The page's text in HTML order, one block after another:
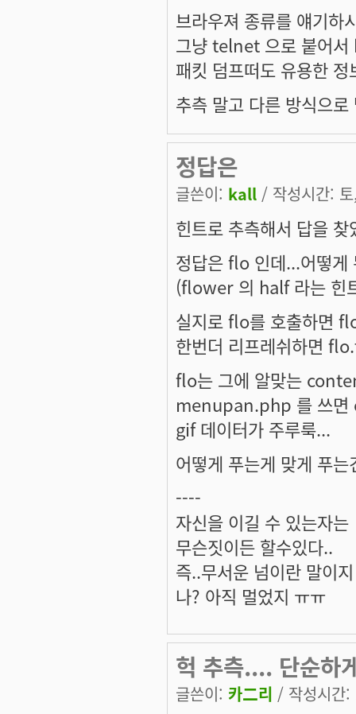
브라우져 종류를 얘기하
그냥 telnet 으로 붙어서
패킷 덤프떠도 유용한 정
추측 말고 다른 방식으
정답은
글쓴이: kall / 작성시간:
힌트로 추측해서 답을 찾
정답은 flo 인데...어떻게
(flower 의 half 라는 힌
실지로 flo를 호출하면
한번더 리프레쉬하면
flo는 그에 알맞는
menupan.php 를 쓰
gif 데이터가 주루룩...
어떻게 푸는게 맞게 푸
----
자신을 이길 수 있는자는
무슨짓이든 할수있다..
즉..무서운 넘이란 말이
나? 아직 멀었지 ㅠㅠ
헉 추측.... 단순하
글쓴이: 카二리 / 작성시간